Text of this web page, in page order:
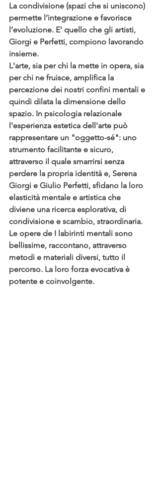
La condivisione (spazi che si uniscono)
permette l’integrazione e favorisce
l’evoluzione. E’ quello che gli artisti,
Giorgi e Perfetti, compiono lavorando
insieme.
L'arte, sia per chi la mette in opera, sia
per chi ne fruisce, amplifica la
percezione dei nostri confini mentali e
quindi dilata la dimensione dello
spazio. In psicologia relazionale
l'esperienza estetica dell'arte può
rappresentare un "oggetto-sé": uno
strumento facilitante e sicuro,
attraverso il quale smarrirsi senza
perdere la propria identità e, Serena
Giorgi e Giulio Perfetti, sfidano la loro
elasticità mentale e artistica che
diviene una ricerca esplorativa, di
condivisione e scambio, straordinaria.
Le opere de I labirinti mentali sono
bellissime, raccontano, attraverso
metodi e materiali diversi, tutto il
percorso. La loro forza evocativa è
potente e coinvolgente.